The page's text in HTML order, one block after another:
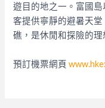
遊目的地之一。富國
客提供寧靜的避暑天
礁，是休閒和探險的理
預訂機票網頁